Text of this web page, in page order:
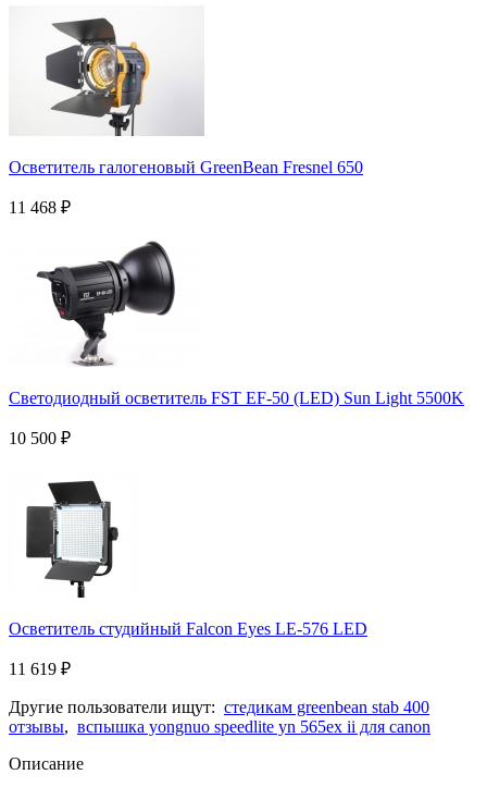
Осветитель галогеновый GreenBean Fresnel 650
11 468 ₽
Светодиодный осветитель FST EF-50 (LED) Sun Light 5500K
10 500 ₽
Осветитель студийный Falcon Eyes LE-576 LED
11 619 ₽
Другие пользователи ищут: стедикам greenbean stab 400
отзывы, вспышка yongnuo speedlite yn 565ex ii для canon
Описание